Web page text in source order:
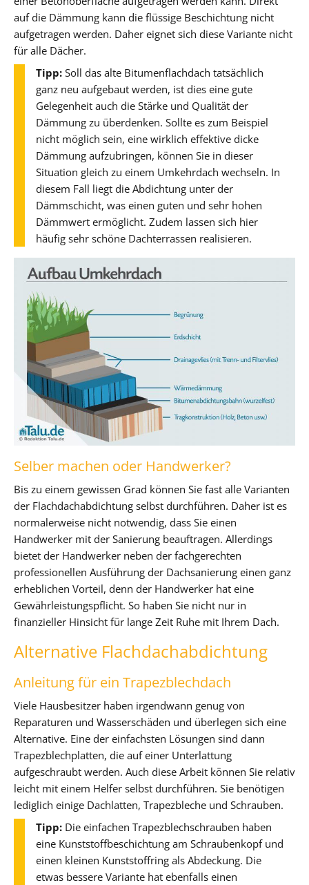
auf die Dämmung kann die flüssige Beschichtung nicht
aufgetragen werden. Daher eignet sich diese Variante nicht
für alle Dächer.
Tipp: Soll das alte Bitumenflachdach tatsächlich
ganz neu aufgebaut werden, ist dies eine gute
Gelegenheit auch die Stärke und Qualität der
Dämmung zu überdenken. Sollte es zum Beispiel
nicht möglich sein, eine wirklich effektive dicke
Dämmung aufzubringen, können Sie in dieser
Situation gleich zu einem Umkehrdach wechseln. In
diesem Fall liegt die Abdichtung unter der
Dämmschicht, was einen guten und sehr hohen
Dämmwert ermöglicht. Zudem lassen sich hier
häufig sehr schöne Dachterrassen realisieren.
Selber machen oder Handwerker?
Bis zu einem gewissen Grad können Sie fast alle Varianten
der Flachdachabdichtung selbst durchführen. Daher ist es
normalerweise nicht notwendig, dass Sie einen
Handwerker mit der Sanierung beauftragen. Allerdings
bietet der Handwerker neben der fachgerechten
professionellen Ausführung der Dachsanierung einen ganz
erheblichen Vorteil, denn der Handwerker hat eine
Gewährleistungspflicht. So haben Sie nicht nur in
finanzieller Hinsicht für lange Zeit Ruhe mit Ihrem Dach.
Alternative Flachdachabdichtung
Anleitung für ein Trapezblechdach
Viele Hausbesitzer haben irgendwann genug von
Reparaturen und Wasserschäden und überlegen sich eine
Alternative. Eine der einfachsten Lösungen sind dann
Trapezblechplatten, die auf einer Unterlattung
aufgeschraubt werden. Auch diese Arbeit können Sie relativ
leicht mit einem Helfer selbst durchführen. Sie benötigen
lediglich einige Dachlatten, Trapezbleche und Schrauben.
Tipp: Die einfachen Trapezblechschrauben haben
eine Kunststoffbeschichtung am Schraubenkopf und
einen kleinen Kunststoffring als Abdeckung. Die
etwas bessere Variante hat ebenfalls einen